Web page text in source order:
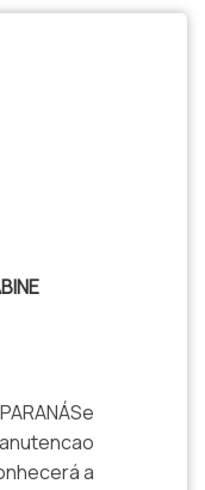
de uma
com
a